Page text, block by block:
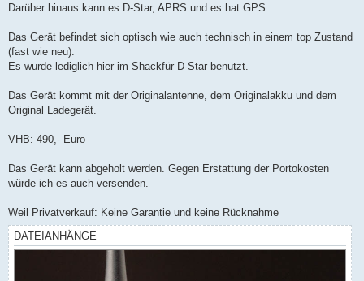
Darüber hinaus kann es D-Star, APRS und es hat GPS.
Das Gerät befindet sich optisch wie auch technisch in einem top Zustand
(fast wie neu).
Es wurde lediglich hier im Shackfür D-Star benutzt.
Das Gerät kommt mit der Originalantenne, dem Originalakku und dem
Original Ladegerät.
VHB: 490,- Euro
Das Gerät kann abgeholt werden. Gegen Erstattung der Portokosten
würde ich es auch versenden.
Weil Privatverkauf: Keine Garantie und keine Rücknahme
DATEIANHÄNGE